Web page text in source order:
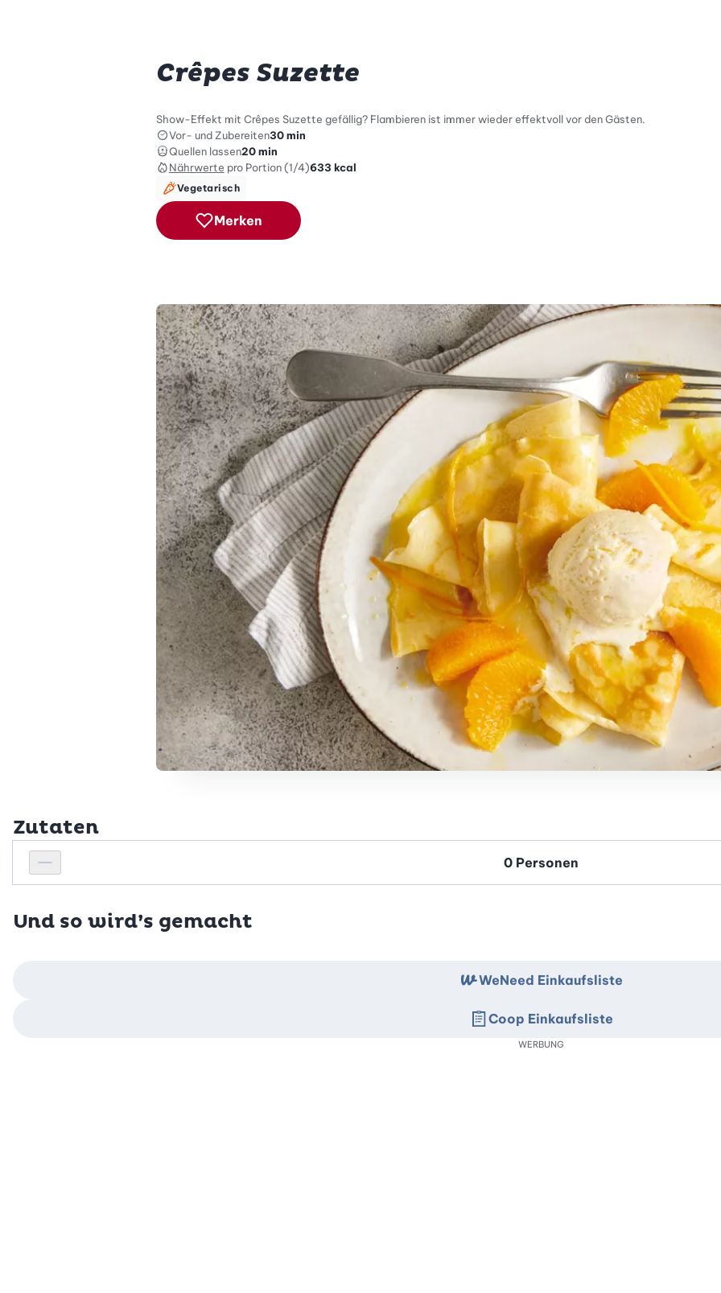
Crêpes Suzette
Show-Effekt mit Crêpes Suzette gefällig? Flambieren ist immer wieder effektvoll vor den Gästen.
Vor- und Zubereiten30 min
Quellen lassen20 min
Nährwerte pro Portion (1/4)633 kcal
Vegetarisch
Merken
Zutaten
Personenanzahl verringern
Personenanzahl
Und so wird’s gemacht
WeNeed Einkaufsliste
Coop Einkaufsliste
WERBUNG